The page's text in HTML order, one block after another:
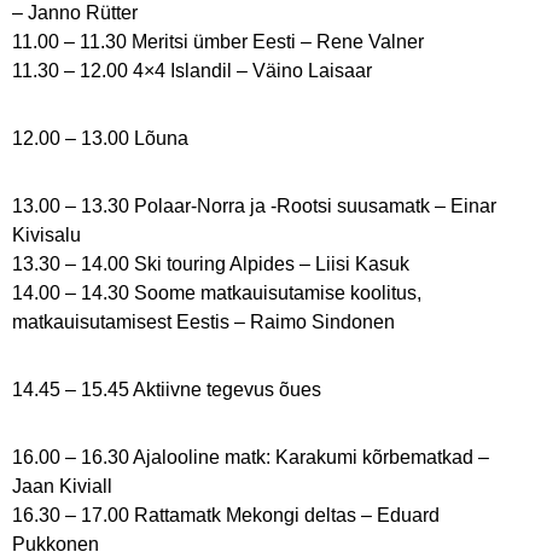
– Janno Rütter
11.00 – 11.30 Meritsi ümber Eesti – Rene Valner
11.30 – 12.00 4×4 Islandil – Väino Laisaar
12.00 – 13.00 Lõuna
13.00 – 13.30 Polaar-Norra ja -Rootsi suusamatk – Einar
Kivisalu
13.30 – 14.00 Ski touring Alpides – Liisi Kasuk
14.00 – 14.30 Soome matkauisutamise koolitus,
matkauisutamisest Eestis – Raimo Sindonen
14.45 – 15.45 Aktiivne tegevus õues
16.00 – 16.30 Ajalooline matk: Karakumi kõrbematkad –
Jaan Kiviall
16.30 – 17.00 Rattamatk Mekongi deltas – Eduard
Pukkonen